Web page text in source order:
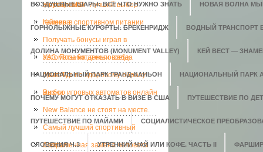
ВОЗДУШНЫЕ ШАРЫ: ВСЕ ЧТО НУЖНО ЗНАТЬ НОВАЯ ВОЛНА
ГОРНОЛЫЖНЫЕ КУРОРТЫ. БРЕКЕНРИДЖ ВОДНЫЙ ТРАНСПОРТ
ДОЛИНА МОНУМЕНТОВ (MONUMENT VALLEY) КЕЙ ВЕСТ —
НАЦИОНАЛЬНЫЙ ПАРК ГРАНД-КАНЬОН НАЦИОНАЛЬНЫЙ ПАРК
ПОЧЕМУ МОГУТ ОТКАЗАТЬ В ВИЗЕ В США ПУТЕШЕСТВИЕ ПО
ПУТЕШЕСТВИЕ ПО МАЙАМИ СОЦИАЛИСТИЧЕСКОЕ
СЛОВЕНИЯ Ч.3 УТРЕННИЙ ЧАЙ ИЛИ КОФЕ. ЧАСТЬ II
о проблемах
Ноутбук MSI - лучший выбор
геймера
Казеин в спортивном питании
Получать бонусы играя в
автоматы на деньги всегда
приятно.
УАЗ. Позаботьтесь о себе
Мега-Тур по здоровому образу
жизни
Выбор игровых автоматов онлайн
New Balance не стоят на месте.
Самый лучший спортивный
портал
Современная замена человека